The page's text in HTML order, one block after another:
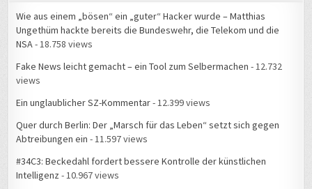
Wie aus einem „bösen“ ein „guter“ Hacker wurde – Matthias
Ungethüm hackte bereits die Bundeswehr, die Telekom und die
NSA- 18.758 views
Fake News leicht gemacht – ein Tool zum Selbermachen - 12.732
views
Ein unglaublicher SZ-Kommentar- 12.399 views
Quer durch Berlin: Der „Marsch für das Leben“ setzt sich gegen
Abtreibungen ein - 11.597 views
#34C3: Beckedahl fordert bessere Kontrolle der künstlichen
Intelligenz - 10.967 views